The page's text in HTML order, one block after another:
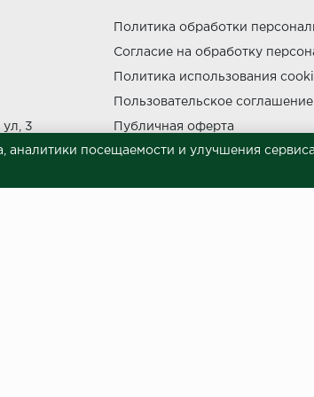
прямых солнечных лучей.
3
Политика обработки
Согласие на обработку
Политика использования
Пользовательское соглашение
Публичная оферта
Сведения о продавце
посещаемости и улучшения